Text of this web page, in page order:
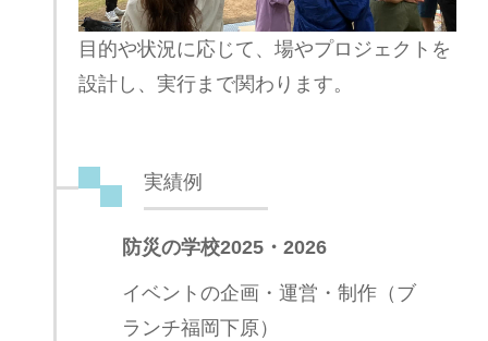
目的や状況に応じて、場やプロジェクトを
設計し、実行まで関わります。
実績例
防災の学校2025・2026
イベントの企画・運営・制作（ブ
ランチ福岡下原）